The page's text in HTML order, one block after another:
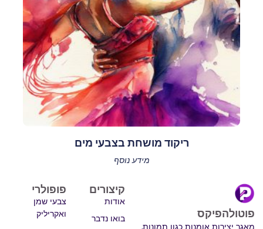
ריקוד מושחת בצבעי מים
מידע נוסף
פוטולהפיקס
מאגר יצירות אומנות כגון תמונות,
קיצורים
אודות
בואו נדבר
פופולרי
צבעי שמן
ואקריליק